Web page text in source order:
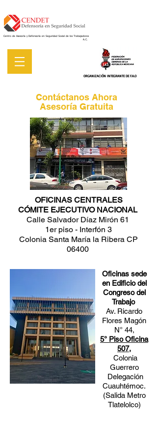
Centro de Asesoría y Defensoría en Seguridad Social de los Trabajadores
A.C.
ORGANIZACIÓN INTEGRANTE DE F.A.O
Contáctanos Ahora
Asesoría Gratuita
Oficinas sede
en Edificio del
Congreso del
Trabajo
Av. Ricardo
Flores Magón
N° 44,
5° Piso Oficina
507,
Colonia
Guerrero
Delegación
Cuauhtémoc.
(Salida Metro
Tlatelolco)
OFICINAS CENTRALES
CÓMITE EJECUTIVO NACIONAL
Calle Salvador Díaz Mirón 61
1er piso - Interfón 3
Colonia Santa María la Ribera CP
06400